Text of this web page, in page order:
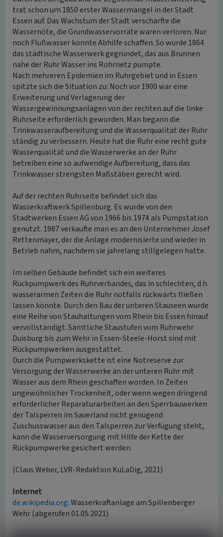
trat schon um 1850 erster Wassermangel in der Stadt
Essen auf. Das Wachstum der Stadt verschärfte die
Wassernöte, die Grundwasservorräte waren verloren. Nur
noch Flußwasser konnte Abhilfe schaffen. So wurde 1864
das städtische Wasserwerk gegründet, das aus Brunnen
nahe der Ruhr Wasser ins Rohrnetz pumpte.
Nach mehreren Epidemien im Ruhrgebiet und in Essen
spitzte sich die Situation zu: Noch vor 1900 war eine
Erweiterung und Verlagerung der
Wassergewinnungsanlagen von der rechten auf die linke
Ruhrseite erforderlich geworden. Man begann die
Trinkwasseraufbereitung und die Wasserqualität der Ruhr
ständig zu verbessern. Heute hat die Ruhr eine recht gute
Wasserqualität und die Wasserwerke an der Ruhr
betreiben eine so aufwendige Aufbereitung, dass das
Trinkwasser strengsten Maßstäben gerecht wird.
Auf der rechten Ruhrseite befindet sich das
Wasserkraftwerk Spillenburg. Es wurde von den
Stadtwerken Essen AG von 1966 bis 1974 als Pumpstation
genutzt. 1987 verkaufte man es an den Unternehmer Josef
Rettenmayer, der die Anlage modernisierte und wieder in
Betrieb nahm, nachdem sie jahrelang stillgelegen hatte.
Im selben Gebäude befindet sich ein weiteres
Rückpumpwerk des Ruhrverbandes, das in schlechten, d.h.
wasserarmen Zeiten die Ruhr notfalls rückwärts fließen
lassen könnte. Durch den Bau der unteren Stauseen wurde
eine Reihe von Stauhaltungen vom Rhein bis Essen hinauf
vervollständigt. Sämtliche Staustufen vom Ruhrwehr
Duisburg bis zum Wehr in Essen-Steele-Horst sind mit
Rückpumpwerken ausgestattet.
Durch die Pumpwerkskette ist eine Notreserve zur
Versorgung der Wasserwerke an der unteren Ruhr mit
Wasser aus dem Rhein geschaffen worden. In Zeiten
ungewöhnlicher Trockenheit, oder wenn wegen dringend
erforderlicher Reparaturarbeiten an den Sperrbauwerken
der Talsperren im Sauerland nicht genügend
Zuschusswasser aus den Talsperren zur Verfügung steht,
kann die Wasserversorgung mit Hilfe der Kette der
Rückpumpwerke gesichert werden.
(Claus Weber, LVR-Redaktion KuLaDig, 2021)
Internet
de.wikipedia.org: Wasserkraftanlage am Spillenberger
Wehr (abgerufen 01.05.2021)